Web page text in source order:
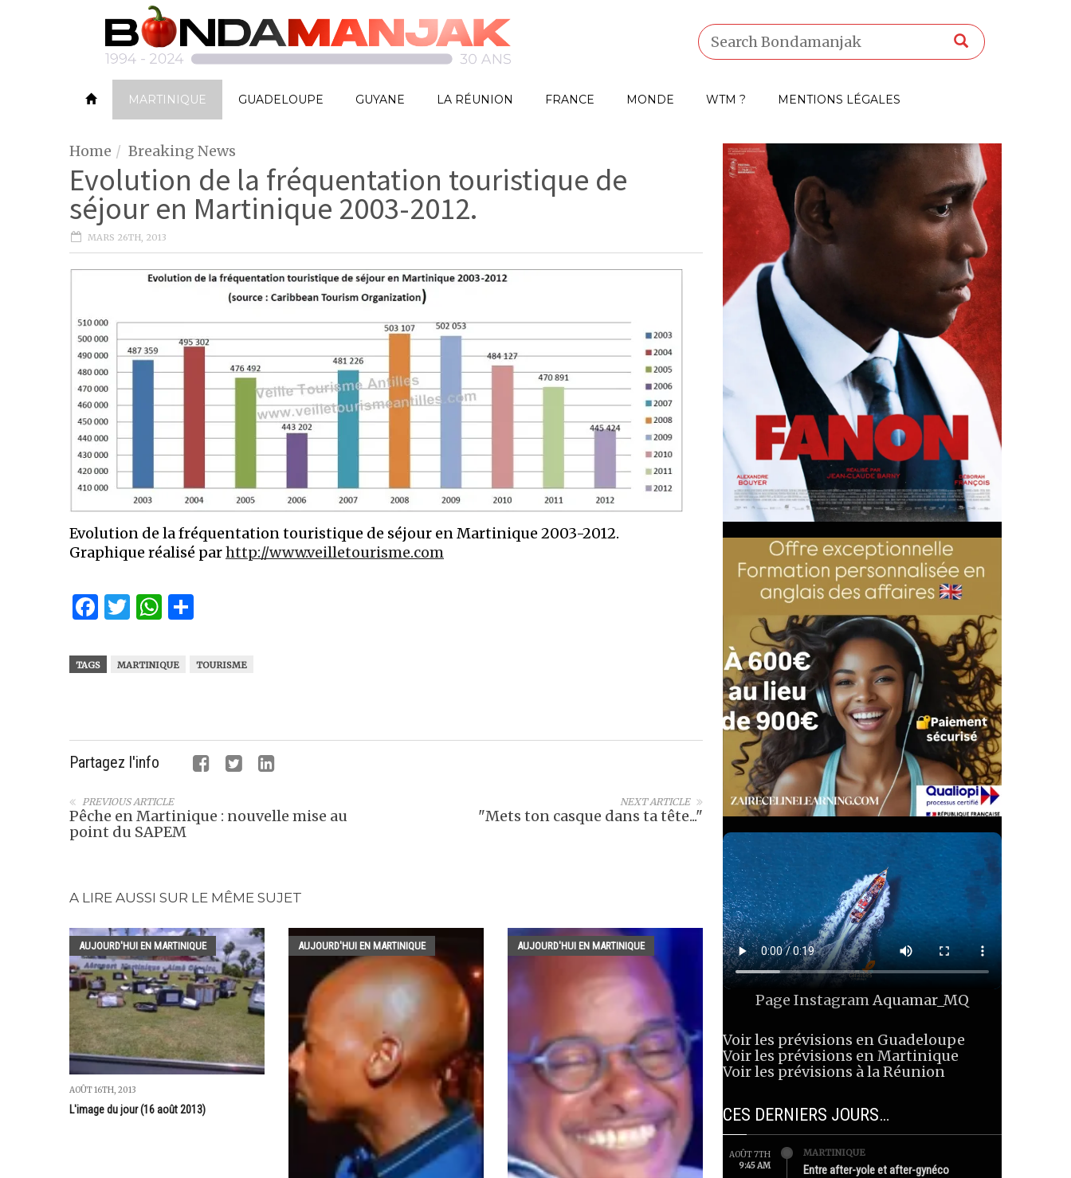
MARTINIQUE GUADELOUPE GUYANE LA RÉUNION FRANCE MONDE WTM ? MENTIONS LÉGALES
Home Breaking News
Evolution de la fréquentation touristique de
séjour en Martinique 2003-2012.
MARS 26TH, 2013
Evolution de la fréquentation touristique de séjour en Martinique 2003-2012.
Graphique réalisé parhttp://www.veilletourisme.com
Facebook
Twitter
WhatsApp
TAGS MARTINIQUE TOURISME
Partagez l'info
NEXT ARTICLE
"Mets ton casque dans ta tête..."
PREVIOUS ARTICLE
Pêche en Martinique : nouvelle mise au
point du SAPEM
A LIRE AUSSI SUR LE MÊME SUJET
AUJOURD'HUI EN MARTINIQUE
AOÛT 16TH, 2013
L'image du jour (16 août 2013)
AUJOURD'HUI EN MARTINIQUE AUJOURD'HUI EN MARTINIQUE
Page InstagramAquamar_MQ
Voir les prévisions en Guadeloupe
Voir les prévisions en Martinique
Voir les prévisions à la Réunion
CES DERNIERS JOURS…
AOÛT 7TH
9:45 AM
MARTINIQUE
Entre after-yole et after-gynéco